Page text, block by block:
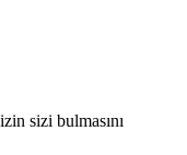
sizi bulmasını